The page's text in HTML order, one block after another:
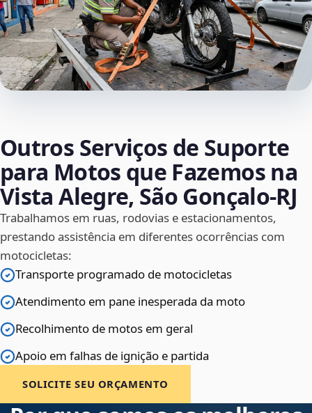
Outros Serviços de Suporte
para Motos que Fazemos na
Vista Alegre, São Gonçalo‑RJ
Trabalhamos em ruas, rodovias e estacionamentos,
prestando assistência em diferentes ocorrências com
motocicletas:
Transporte programado de motocicletas
Atendimento em pane inesperada da moto
Recolhimento de motos em geral
Apoio em falhas de ignição e partida
SOLICITE SEU ORÇAMENTO